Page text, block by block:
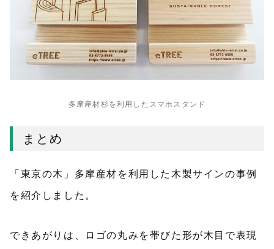
多摩産材杉を利用したスマホスタンド
まとめ
「東京の木」多摩産材を利用した木製サインの事例
を紹介しました。
できあがりは、ロゴの丸みを帯びた形が木目で表現